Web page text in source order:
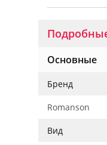
Основные
Бренд
Romanson
Вид